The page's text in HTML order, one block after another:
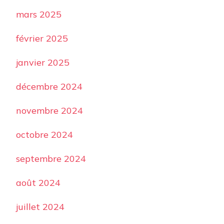
mars 2025
février 2025
janvier 2025
décembre 2024
novembre 2024
octobre 2024
septembre 2024
août 2024
juillet 2024